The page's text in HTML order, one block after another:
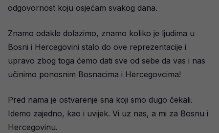
odgovornost koju osjećam svakog dana.
Znamo odakle dolazimo, znamo koliko je ljudima u
Bosni i Hercegovini stalo do ove reprezentacije i
upravo zbog toga ćemo dati sve od sebe da vas i nas
učinimo ponosnim Bosnacima i Hercegovcima!
Pred nama je ostvarenje sna koji smo dugo čekali.
Idemo zajedno, kao i uvijek. Vi uz nas, a mi za Bosnu i
Hercegovinu.